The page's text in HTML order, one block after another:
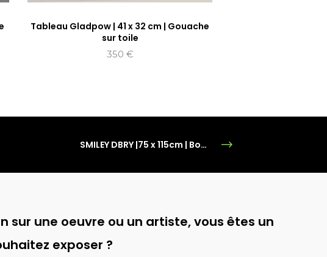
Tableau Gladpow | 41 x 32 cm | Gouache
sur toile
350 €
SMILEY DBRY |75 x 115cm | Bombe Aérosol | Box américaine
sur une oeuvre ou un artiste, vous êtes un
exposer ?